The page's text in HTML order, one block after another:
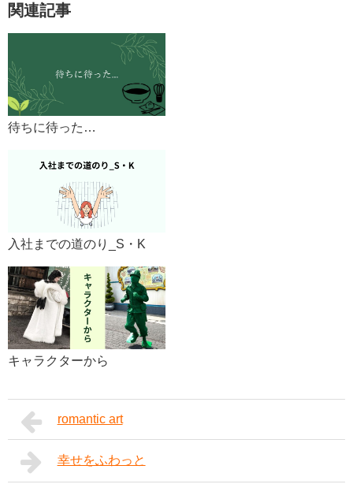
関連記事
待ちに待った…
入社までの道のり_S・K
キャラクターから
romantic art
幸せをふわっと